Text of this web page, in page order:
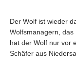
Der Wolf ist wieder
Wolfsmanagern, das
hat der Wolf nur vor
Schäfer aus